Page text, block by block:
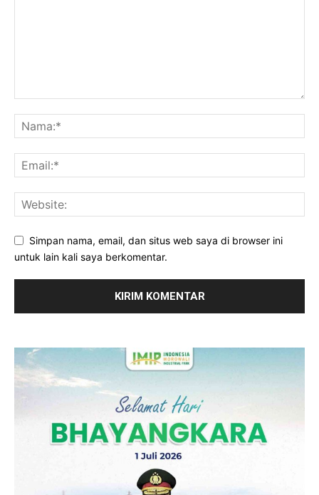
Simpan nama, email, dan situs web saya di browser ini
untuk lain kali saya berkomentar.